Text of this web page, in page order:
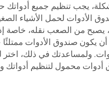
يجب تنظيم جميع
لحمل الأشياء
يصبح من الصعب نقله،
يكون صندوق الأدوات
ولمساعدتك في ذلك،
أدوات محمول لتنظيم